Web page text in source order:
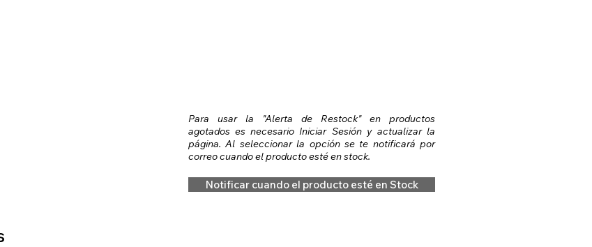
Notificar cuando el producto esté en Stock
Para usar la "Alerta de Restock" en productos
agotados es necesario Iniciar Sesión y actualizar la
página. Al seleccionar la opción se te notificará por
correo cuando el producto esté en stock.